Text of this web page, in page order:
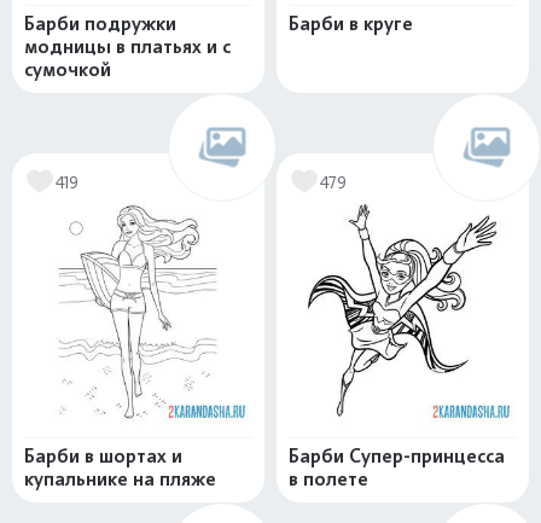
Барби подружки
модницы в платьях и с
сумочкой
Барби в круге
419
Барби в шортах и
купальнике на пляже
479
Барби Супер-принцесса
в полете